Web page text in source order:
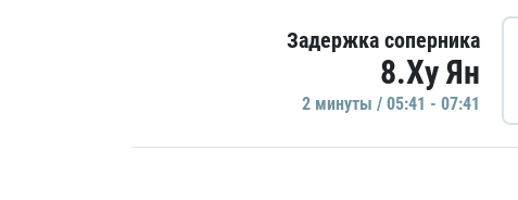
Задержка соперника
8.Ху Ян
2 минуты / 05:41 - 07:41